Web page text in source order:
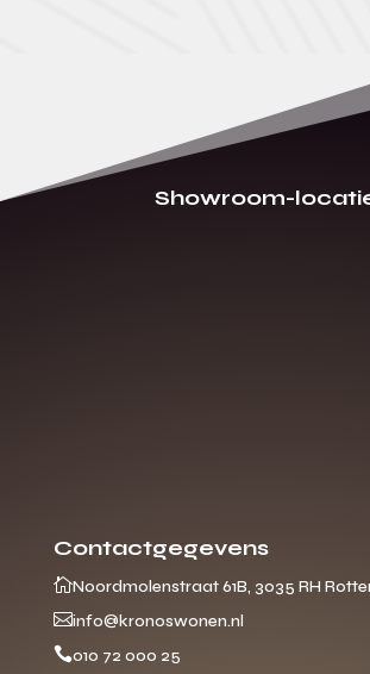
Showroom-
Contactgegevens
Noordmolenstraat 61B, 3035 RH
info@kronoswonen.nl
010 72 000 25